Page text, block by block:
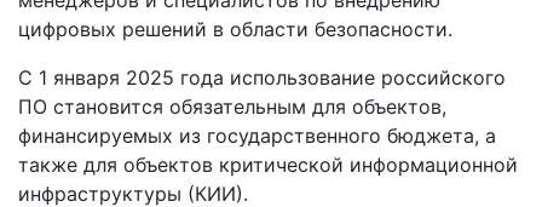
цифровых решений в области безопасности.
С 1 января 2025 года использование российского
ПО становится обязательным для объектов,
финансируемых из государственного бюджета, а
также для объектов критической информационной
инфраструктуры (КИИ).